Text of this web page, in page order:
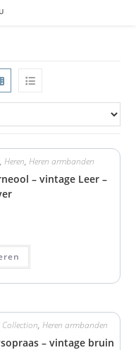
, Heren, Heren armbanden
– vintage Leer –
Collection, Heren armbanden
– vintage bruin